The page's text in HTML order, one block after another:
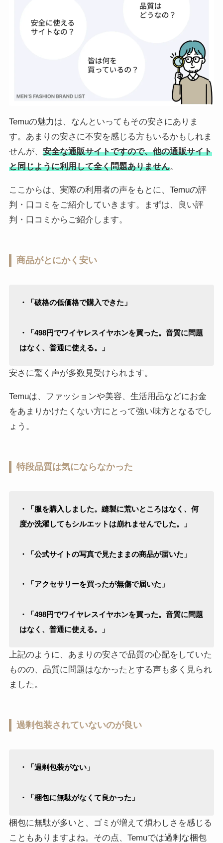
Temuの魅力は、なんといってもその安さにありま
す。あまりの安さに不安を感じる方もいるかもしれま
せんが、 安全な通販サイトですので、他の通販サイト
と同じように利用して全く問題ありません。
ここからは、実際の利用者の声をもとに、Temuの評
判・口コミをご紹介していきます。まずは、良い評
判・口コミからご紹介します。
商品がとにかく安い
・「破格の低価格で購入できた」
・「498円でワイヤレスイヤホンを買った。音質に問題
はなく、普通に使える。」
安さに驚く声が多数見受けられます。
Temuは、ファッションや美容、生活用品などにお金
をあまりかけたくない方にとって強い味方となるでし
ょう。
特段品質は気にならなかった
・「服を購入しました。縫製に荒いところはなく、何
度か洗濯してもシルエットは崩れませんでした。」
・「公式サイトの写真で見たままの商品が届いた」
・「アクセサリーを買ったが無傷で届いた」
・「498円でワイヤレスイヤホンを買った。音質に問題
はなく、普通に使える。」
上記のように、あまりの安さで品質の心配をしていた
ものの、品質に問題はなかったとする声も多く見られ
ました。
過剰包装されていないのが良い
・「過剰包装がない」
・「梱包に無駄がなくて良かった」
梱包に無駄が多いと、ゴミが増えて煩わしさを感じる
こともありますよね。その点、Temuでは過剰な梱包